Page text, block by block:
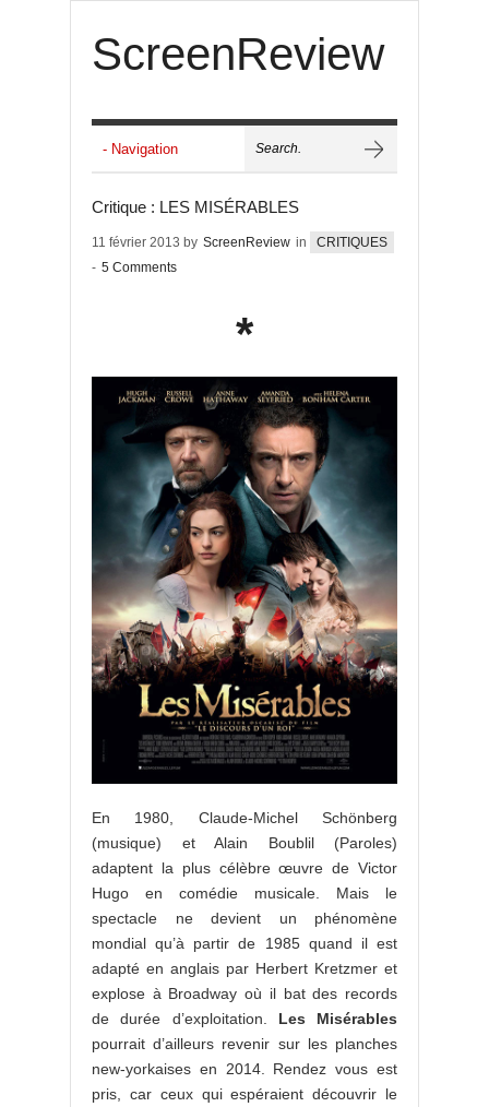
ScreenReview
Critique : LES MISÉRABLES
11 février 2013 by ScreenReview in
CRITIQUES
- 5 Comments
*
En 1980, Claude-Michel Schönberg
(musique) et Alain Boublil (Paroles)
adaptent la plus célèbre œuvre de Victor
Hugo en comédie musicale. Mais le
spectacle ne devient un phénomène
mondial qu’à partir de 1985 quand il est
adapté en anglais par Herbert Kretzmer et
explose à Broadway où il bat des records
de durée d’exploitation. Les Misérables
pourrait d’ailleurs revenir sur les planches
new-yorkaises en 2014. Rendez vous est
pris, car ceux qui espéraient découvrir le